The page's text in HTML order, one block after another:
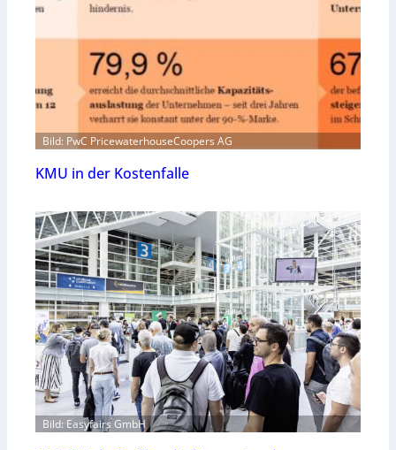
Bild: PwC PricewaterhouseCoopers AG
KMU in der Kostenfalle
Bild: Easyfairs GmbH